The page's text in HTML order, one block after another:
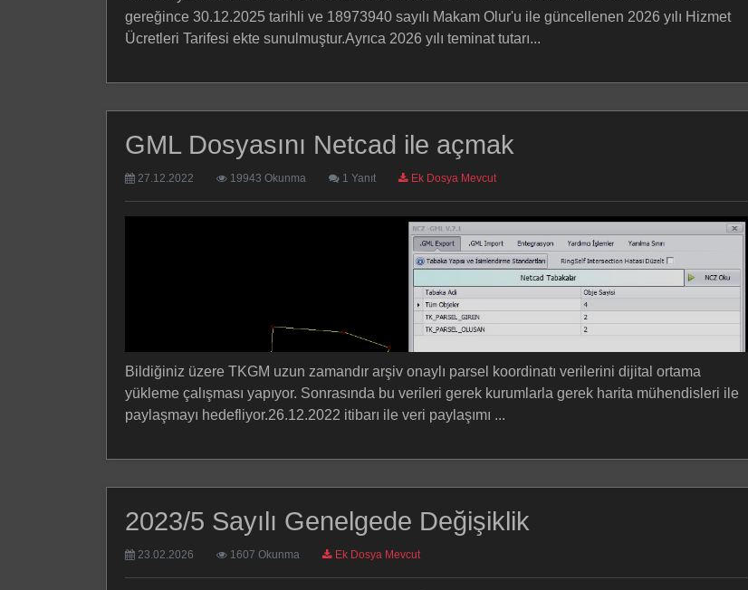
gereğince 30.12.2025 tarihli ve 18973940 sayılı Makam Olur'u ile güncellenen 2026 yılı Hizmet
Ücretleri Tarifesi ekte sunulmuştur.Ayrıca 2026 yılı teminat tutarı...
GML Dosyasını Netcad ile açmak
27.12.2022 19943 Okunma 1 Yanıt Ek Dosya Mevcut
Bildiğiniz üzere TKGM uzun zamandır arşiv onaylı parsel koordinatı verilerini dijital ortama
yükleme çalışması yapıyor. Sonrasında bu verileri gerek kurumlarla gerek harita mühendisleri ile
paylaşmayı hedefliyor.26.12.2022 itibarı ile veri paylaşımı ...
2023/5 Sayılı Genelgede Değişiklik
23.02.2026 1607 Okunma Ek Dosya Mevcut